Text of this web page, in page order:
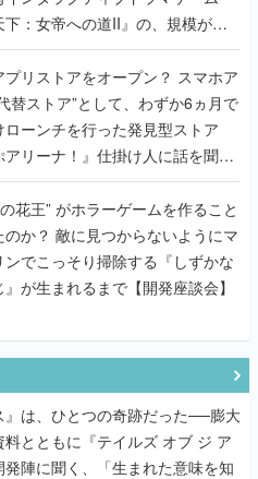
下：女帝への道II』の、規模が違
りをプロデューサーに聞いた
ストアをオープン？ スマホア
替ストア”として、わずか6ヵ月で
ローンチを行った発見型ストア
アリーナ！』仕掛け人に話を聞い
花王” がホラーゲームを作ること
からないようにマ
ンでこっそり掃除する『しずかな
が生まれるまで【開発座談会】
』は、ひとつの奇跡だった──膨大
料とともに『テイルズ オブ ジ ア
発陣に聞く、「生まれた意味を知